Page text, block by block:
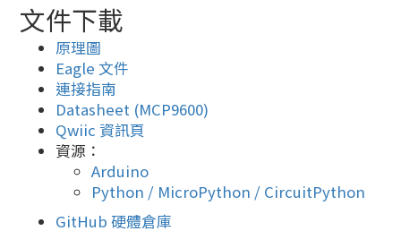
文件下載
原理圖
Eagle 文件
連接指南
Datasheet (MCP9600)
Qwiic 資訊頁
資源：
Arduino
Python / MicroPython / CircuitPython
GitHub 硬體倉庫